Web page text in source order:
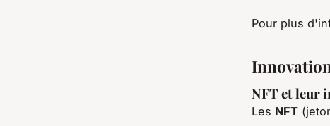
Pour plus
NFT et leur
Les NFT